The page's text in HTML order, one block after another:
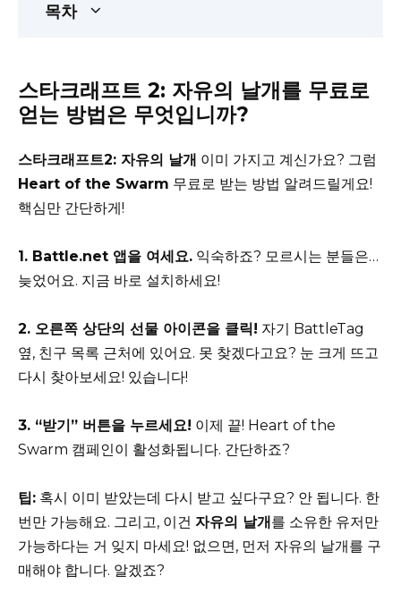
목차
스타크래프트 2: 자유의 날개를 무료로
얻는 방법은 무엇입니까?
스타크래프트2: 자유의 날개 이미 가지고 계신가요? 그럼
Heart of the Swarm 무료로 받는 방법 알려드릴게요!
핵심만 간단하게!
1. Battle.net 앱을 여세요. 익숙하죠? 모르시는 분들은…
늦었어요. 지금 바로 설치하세요!
2. 오른쪽 상단의 선물 아이콘을 클릭! 자기 BattleTag
옆, 친구 목록 근처에 있어요. 못 찾겠다고요? 눈 크게 뜨고
다시 찾아보세요! 있습니다!
3. “받기” 버튼을 누르세요! 이제 끝! Heart of the
Swarm 캠페인이 활성화됩니다. 간단하죠?
팁: 혹시 이미 받았는데 다시 받고 싶다구요? 안 됩니다. 한
번만 가능해요. 그리고, 이건 자유의 날개 를 소유한 유저만
가능하다는 거 잊지 마세요! 없으면, 먼저 자유의 날개를 구
매해야 합니다. 알겠죠?